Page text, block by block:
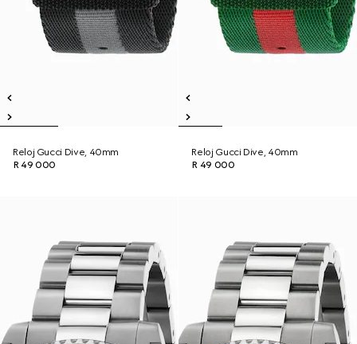
Reloj Gucci Dive, 40mm
R 49 000
Reloj Gucci Dive, 40mm
R 49 000